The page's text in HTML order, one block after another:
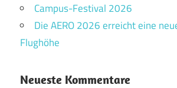
Campus-Festival 2026
Die AERO 2026 erreicht eine
Flughöhe
Neueste Kommentare